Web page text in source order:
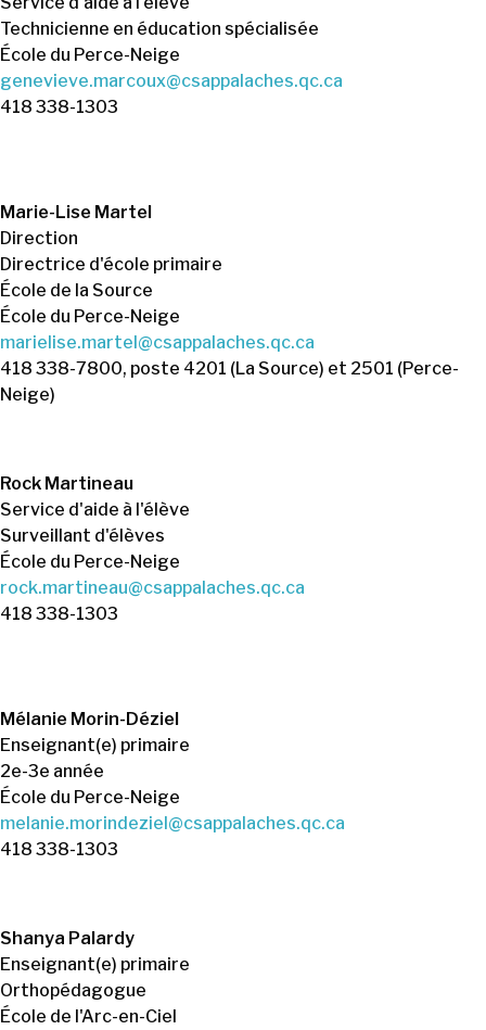
Technicienne en éducation spécialisée
École du Perce-Neige
genevieve.marcoux@csappalaches.qc.ca
418 338-1303
Marie-Lise Martel
Direction
Directrice d'école primaire
École de la Source
École du Perce-Neige
marielise.martel@csappalaches.qc.ca
418 338-7800, poste 4201 (La Source) et 2501 (Perce-
Neige)
Rock Martineau
Service d'aide à l'élève
Surveillant d'élèves
École du Perce-Neige
rock.martineau@csappalaches.qc.ca
418 338-1303
Mélanie Morin-Déziel
Enseignant(e) primaire
2e-3e année
École du Perce-Neige
melanie.morindeziel@csappalaches.qc.ca
418 338-1303
Shanya Palardy
Enseignant(e) primaire
Orthopédagogue
École de l'Arc-en-Ciel